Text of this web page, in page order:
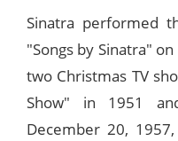
Sinatra performed
"Songs by Sinatra"
two Christmas TV
Show" in 1951
December 20,